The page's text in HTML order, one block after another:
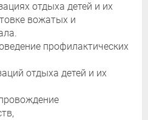
отдыха детей и их
вожатых и
профилактических
отдыха детей и их